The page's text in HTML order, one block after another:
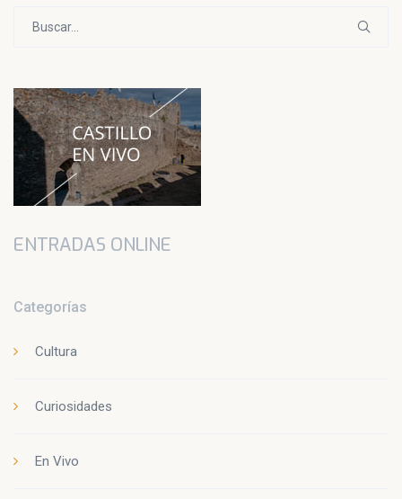
ENTRADAS ONLINE
Categorías
Cultura
Curiosidades
En Vivo